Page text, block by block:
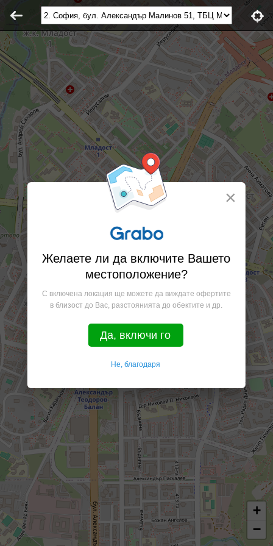
+
−
×
Желаете ли да включите Вашето
местоположение?
С включена локация ще можете да виждате офертите
в близост до Вас, разстоянията до обектите и др.
Да, включи го
Не, благодаря